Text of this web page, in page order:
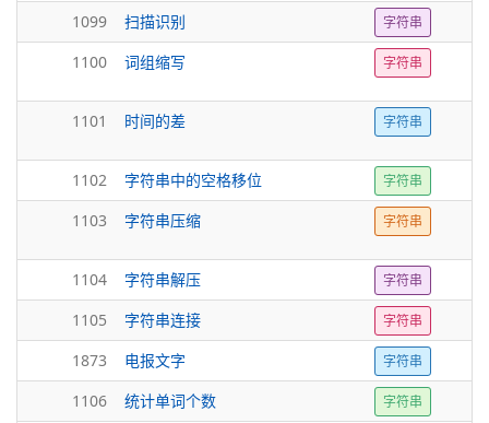
1099 扫描识别 字符串
1100 词组缩写 字符串
1101 时间的差 字符串
1102 字符串中的空格移位 字符串
1103 字符串压缩 字符串
1104 字符串解压 字符串
1105 字符串连接 字符串
1873 电报文字 字符串
1106 统计单词个数 字符串